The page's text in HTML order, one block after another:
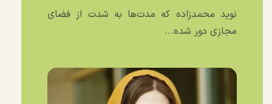
نوید محمدزاده که مدت‌ها به شدت از فضای
مجازی دور شده...